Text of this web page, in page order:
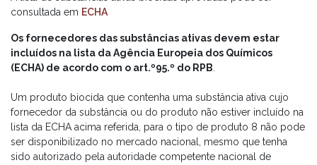
consultada em ECHA
Os fornecedores das substâncias ativas devem estar
incluídos na lista da Agência Europeia dos Químicos
(ECHA) de acordo com o art.º95.º do RPB
Um produto biocida que contenha uma substância ativa cujo
fornecedor da substância ou do produto não estiver incluído na
lista da ECHA acima referida, para o tipo de produto 8 não pode
ser disponibilizado no mercado nacional, mesmo que tenha
sido autorizado pela autoridade competente nacional de